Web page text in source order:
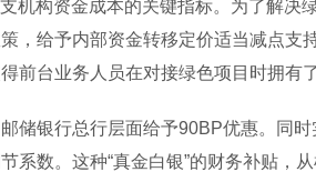
构资金成本的关键指标。为了解决
，给予内部资金转移定价适当减点支
前台业务人员在对接绿色项目时拥有
银行总行层面给予90BP优惠。同时
系数。这种“真金白银”的财务补贴，